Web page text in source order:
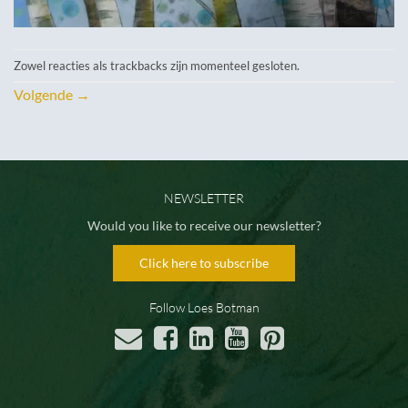
Zowel reacties als trackbacks zijn momenteel gesloten.
Volgende →
NEWSLETTER
Would you like to receive our newsletter?
Click here to subscribe
Follow Loes Botman